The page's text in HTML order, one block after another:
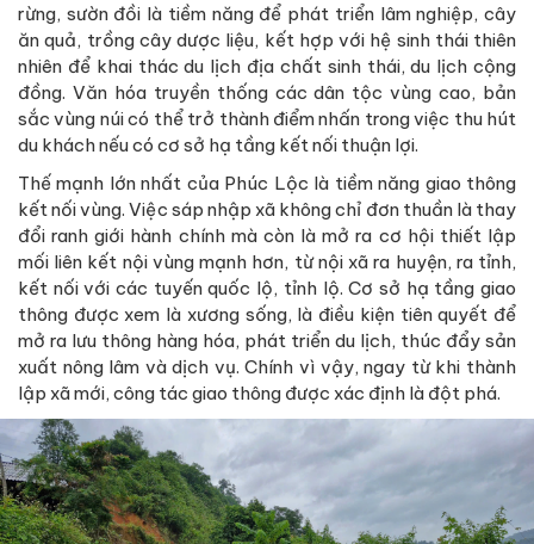
rừng, sườn đồi là tiềm năng để phát triển lâm nghiệp, cây
ăn quả, trồng cây dược liệu, kết hợp với hệ sinh thái thiên
nhiên để khai thác du lịch địa chất sinh thái, du lịch cộng
đồng. Văn hóa truyền thống các dân tộc vùng cao, bản
sắc vùng núi có thể trở thành điểm nhấn trong việc thu hút
du khách nếu có cơ sở hạ tầng kết nối thuận lợi.
Thế mạnh lớn nhất của Phúc Lộc là tiềm năng giao thông
kết nối vùng. Việc sáp nhập xã không chỉ đơn thuần là thay
đổi ranh giới hành chính mà còn là mở ra cơ hội thiết lập
mối liên kết nội vùng mạnh hơn, từ nội xã ra huyện, ra tỉnh,
kết nối với các tuyến quốc lộ, tỉnh lộ. Cơ sở hạ tầng giao
thông được xem là xương sống, là điều kiện tiên quyết để
mở ra lưu thông hàng hóa, phát triển du lịch, thúc đẩy sản
xuất nông lâm và dịch vụ. Chính vì vậy, ngay từ khi thành
lập xã mới, công tác giao thông được xác định là đột phá.